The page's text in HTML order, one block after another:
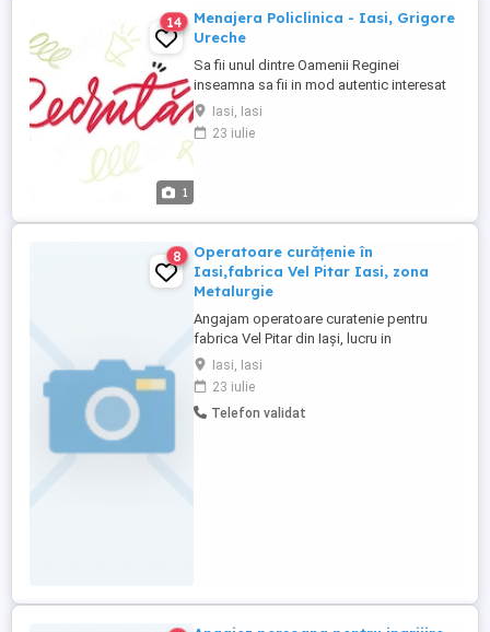
1
14
Menajera Policlinica - Iasi, Grigore
Ureche
Sa fii unul dintre Oamenii Reginei
inseamna sa fii in mod autentic interesat
de binele celor din jur. In rolul de Menajera
vei avea un impact pozitiv in viata
pacientilor, deoarece asiguri voia buna si
Iasi, Iasi
23 iulie
8
Operatoare curățenie în
Iasi,fabrica Vel Pitar Iasi, zona
Metalurgie
Angajam operatoare curatenie pentru
fabrica Vel Pitar din Iași, lucru in
echipa,program 6- 14 13:30-21:30: ,full
time, salariu lunar tichete de masa. Relații
la tel.
Iasi, Iasi
23 iulie
Telefon validat